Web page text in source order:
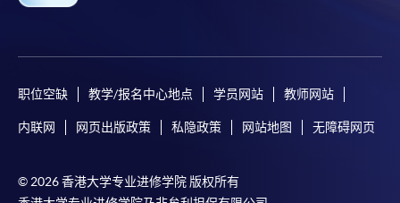
职位空缺 教学/报名中心地点 学员网站 教师网站
内联网 网页出版政策 私隐政策 网站地图 无障碍网页
© 2026 香港大学专业进修学院 版权所有